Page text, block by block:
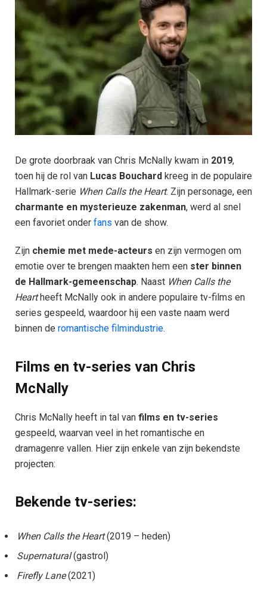
De grote doorbraak van Chris McNally kwam in 2019,
toen hij de rol van Lucas Bouchard kreeg in de populaire
Hallmark-serie When Calls the Heart. Zijn personage, een
charmante en mysterieuze zakenman, werd al snel
een favoriet onder fans van de show.
Zijn chemie met mede-acteurs en zijn vermogen om
emotie over te brengen maakten hem een ster binnen
de Hallmark-gemeenschap. Naast When Calls the
Heartheeft McNally ook in andere populaire tv-films en
series gespeeld, waardoor hij een vaste naam werd
binnen de romantische filmindustrie.
Films en tv-series van Chris
McNally
Chris McNally heeft in tal van films en tv-series
gespeeld, waarvan veel in het romantische en
dramagenre vallen. Hier zijn enkele van zijn bekendste
projecten:
Bekende tv-series:
When Calls the Heart(2019 – heden)
Supernatural(gastrol)
Firefly Lane(2021)